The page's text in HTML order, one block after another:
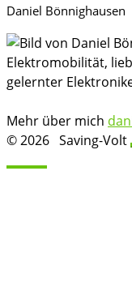
Daniel Bönnighausen
Elektromobilität,
gelernter
Mehr über mich
© 2026 Saving-Volt